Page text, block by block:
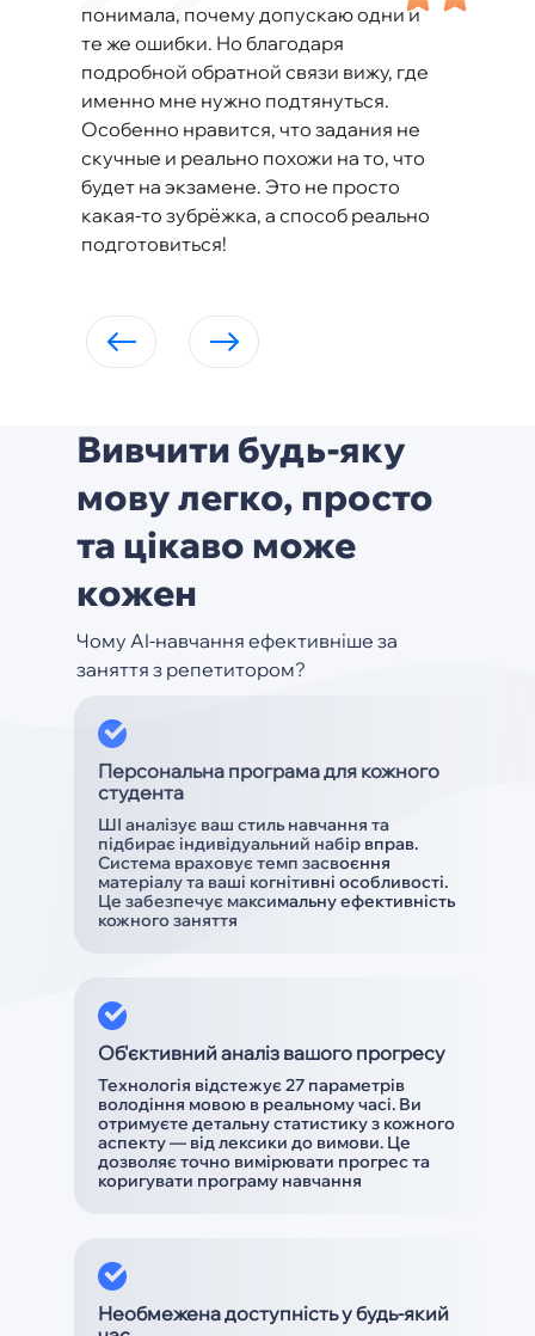
понимала, почему допускаю одни и
те же ошибки. Но благодаря
подробной обратной связи вижу, где
именно мне нужно подтянуться.
Особенно нравится, что задания не
скучные и реально похожи на то, что
будет на экзамене. Это не просто
какая-то зубрёжка, а способ реально
подготовиться!
Вивчити будь-яку
мову легко, просто
та цікаво може
кожен
Чому AI-навчання ефективніше за
заняття з репетитором?
Персональна програма для кожного
студента
ШІ аналізує ваш стиль навчання та
підбирає індивідуальний набір вправ.
Система враховує темп засвоєння
матеріалу та ваші когнітивні особливості.
Це забезпечує максимальну ефективність
кожного заняття
Об'єктивний аналіз вашого прогресу
Технологія відстежує 27 параметрів
володіння мовою в реальному часі. Ви
отримуєте детальну статистику з кожного
аспекту — від лексики до вимови. Це
дозволяє точно вимірювати прогрес та
коригувати програму навчання
Необмежена доступність у будь-який